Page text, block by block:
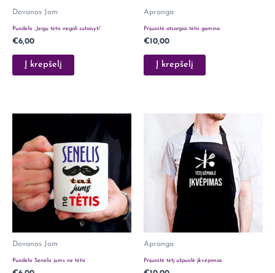
Dovanos Jam
Puodelis „Jeigu tėtis negali sutaisyti”
€6,00
Į krepšelį
Apranga
Prijuostė atsargiai tėtis gamina
€10,00
Į krepšelį
Dovanos Jam
Puodelis Senelis jums ne tėtis
Apranga
Prijuostė tėtį užpuolė įkvėpimas